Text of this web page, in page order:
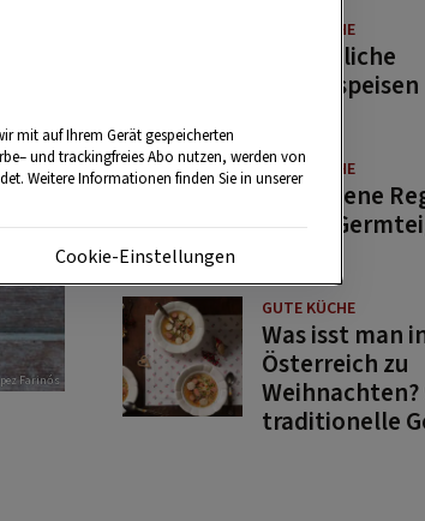
Farinós
GUTE KÜCHE
11 köstliche
Fastenspeisen
GUTE KÜCHE
10 goldene
guten
GUTE KÜCHE
Was isst man
Österreich zu
Weihnachten?
traditionelle
mit auf Ihrem Gerät gespeicherten
und trackingfreies Abo nutzen, werden von
Weitere Informationen finden Sie in unserer
Cookie-Einstellungen